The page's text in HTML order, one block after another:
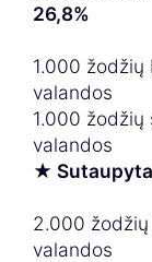
26,8%
1.000 žodžių
valandos
1.000 žodžių
valandos
★
2.000
valandos